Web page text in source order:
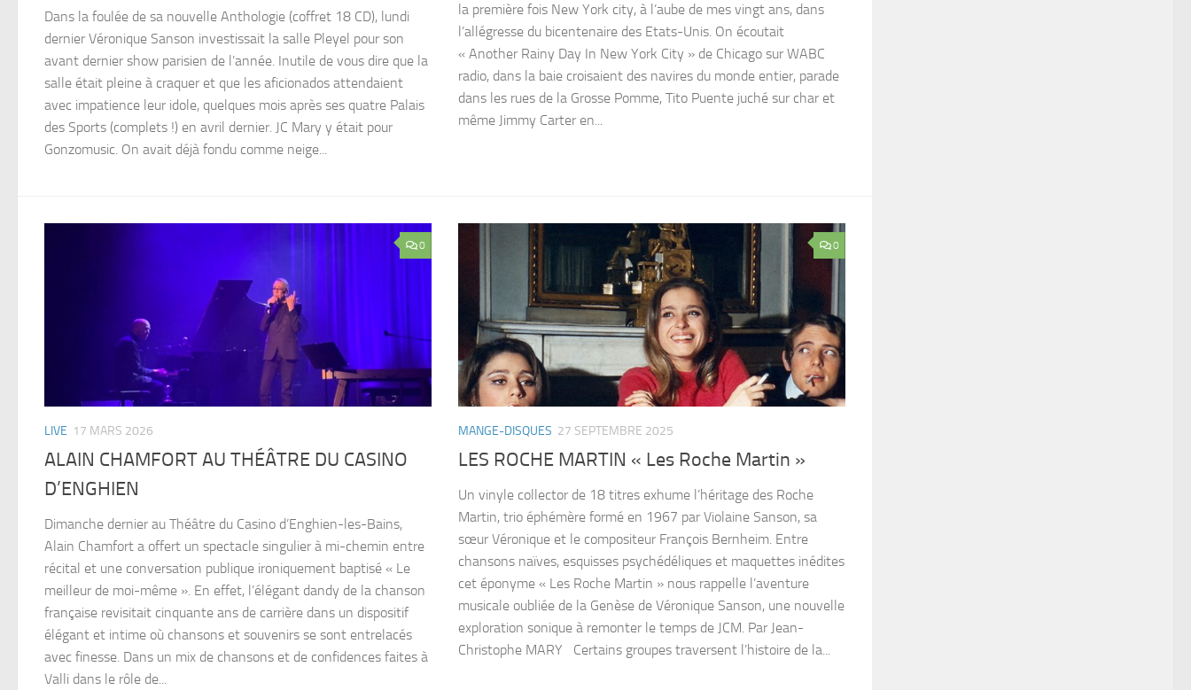
Dans la foulée de sa nouvelle Anthologie (coffret 18 CD), lundi
dernier Véronique Sanson investissait la salle Pleyel pour son
avant dernier show parisien de l’année. Inutile de vous dire que la
salle était pleine à craquer et que les aficionados attendaient
avec impatience leur idole, quelques mois après ses quatre Palais
des Sports (complets !) en avril dernier. JC Mary y était pour
Gonzomusic. On avait déjà fondu comme neige...
la première fois New York city, à l’aube de mes vingt ans, dans
l’allégresse du bicentenaire des Etats-Unis. On écoutait
« Another Rainy Day In New York City » de Chicago sur WABC
radio, dans la baie croisaient des navires du monde entier, parade
dans les rues de la Grosse Pomme, Tito Puente juché sur char et
même Jimmy Carter en...
0
LIVE 17 MARS 2026
ALAIN CHAMFORT AU THÉÂTRE DU CASINO
D’ENGHIEN
Dimanche dernier au Théâtre du Casino d’Enghien-les-Bains,
Alain Chamfort a offert un spectacle singulier à mi-chemin entre
récital et une conversation publique ironiquement baptisé « Le
meilleur de moi-même ». En effet, l’élégant dandy de la chanson
française revisitait cinquante ans de carrière dans un dispositif
élégant et intime où chansons et souvenirs se sont entrelacés
avec finesse. Dans un mix de chansons et de confidences faites à
Valli dans le rôle de...
0
MANGE-DISQUES 27 SEPTEMBRE 2025
LES ROCHE MARTIN « Les Roche Martin »
Un vinyle collector de 18 titres exhume l’héritage des Roche
Martin, trio éphémère formé en 1967 par Violaine Sanson, sa
sœur Véronique et le compositeur François Bernheim. Entre
chansons naïves, esquisses psychédéliques et maquettes inédites
cet éponyme « Les Roche Martin » nous rappelle l’aventure
musicale oubliée de la Genèse de Véronique Sanson, une nouvelle
exploration sonique à remonter le temps de JCM. Par Jean-
Christophe MARY Certains groupes traversent l’histoire de la...